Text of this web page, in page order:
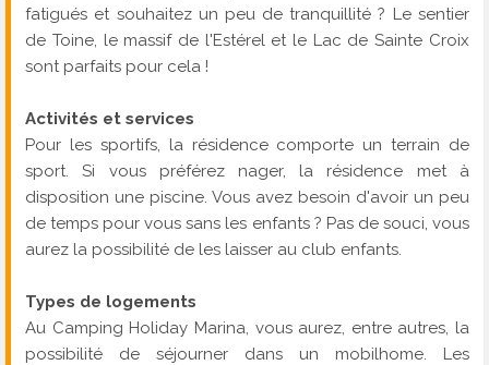
fatigués et souhaitez un peu de tranquillité ? Le sentier
de Toine, le massif de l'Estérel et le Lac de Sainte Croix
sont parfaits pour cela !
Activités et services
Pour les sportifs, la résidence comporte un terrain de
sport. Si vous préférez nager, la résidence met à
disposition une piscine. Vous avez besoin d'avoir un peu
de temps pour vous sans les enfants ? Pas de souci, vous
aurez la possibilité de les laisser au club enfants.
Types de logements
Au Camping Holiday Marina, vous aurez, entre autres, la
possibilité de séjourner dans un mobilhome. Les